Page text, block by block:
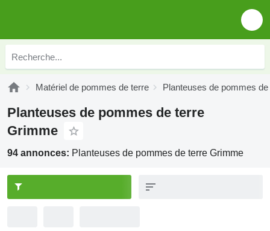
Matériel de pommes de terre Planteuses de pommes
Planteuses de pommes de terre
Grimme
94 annonces: Planteuses de pommes de terre Grimme